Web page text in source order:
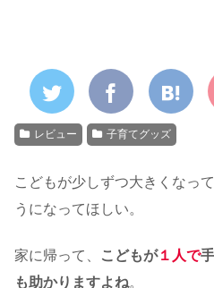
レビュー 子育てグッズ
こどもが少しずつ大きくなっ
うになってほしい。
家に帰って、 こどもが１ 人で
も助かりますよね。